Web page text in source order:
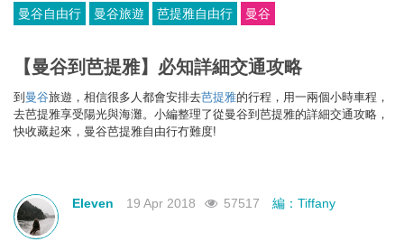
曼谷自由行 曼谷旅遊 芭提雅自由行 曼谷
【曼谷到芭提雅】必知詳細交通攻略
到 曼谷旅遊，相信很多人都會安排去芭提雅的行程，用一兩個小時車程，
去芭提雅享受陽光與海灘。小編整理了從曼谷到芭提雅的詳細交通攻略，
快收藏起來， 曼谷芭提雅自由行冇難度!
Eleven 19 Apr 2018 57517 編：Tiffany